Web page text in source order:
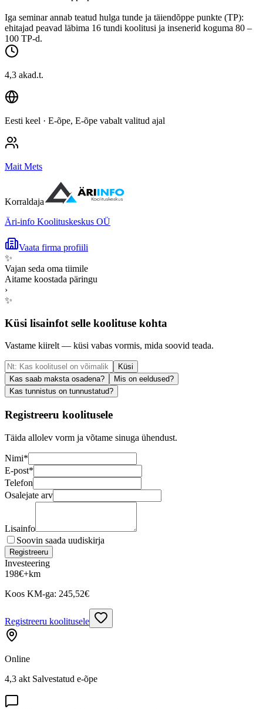
Iga seminar annab teatud hulga tunde ja täiendõppe punkte (TP):
ehitajad peavad läbima 16 tundi koolitusi ja insenerid koguma 80 –
100 TP-d.
4,3 akad.t.
Eesti keel · E-õpe, E-õpe vabalt valitud ajal
Mait Mets
Korraldaja
Äri-info Koolituskeskus OÜ
Vaata firma profiili
✨
Vajan seda oma tiimile
Aitame koostada päringu
›
✨
Küsi lisainfot selle koolituse kohta
Vastame kiirelt — küsi vabas vormis, mida soovid teada.
Küsi
Kas saab maksta osadena?
Mis on eeldused?
Kas tunnistus on tunnustatud?
Registreeru koolitusele
Täida allolev vorm ja võtame sinuga ühendust.
Nimi*
E-post*
Telefon
Osalejate arv
Lisainfo
Soovin saada uudiskirja
Registreeru
Investeering
198€+km
Koos KM-ga: 245,52€
Registreeru koolitusele
Online
4,3 akt Salvestatud e-õpe